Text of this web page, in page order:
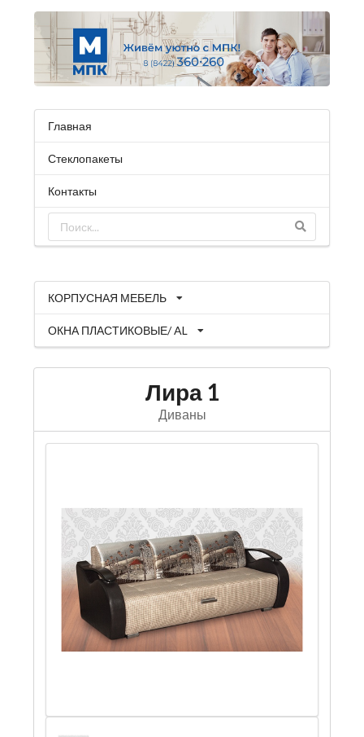
Главная
Стеклопакеты
Контакты
КОРПУСНАЯ МЕБЕЛЬ
ОКНА ПЛАСТИКОВЫЕ/ AL
Лира 1
Диваны